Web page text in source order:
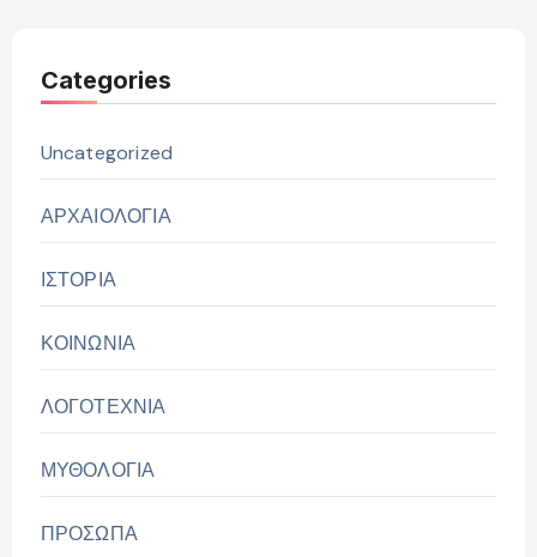
Categories
Uncategorized
ΑΡΧΑΙΟΛΟΓΙΑ
ΙΣΤΟΡΙΑ
ΚΟΙΝΩΝΙΑ
ΛΟΓΟΤΕΧΝΙΑ
ΜΥΘΟΛΟΓΙΑ
ΠΡΟΣΩΠΑ